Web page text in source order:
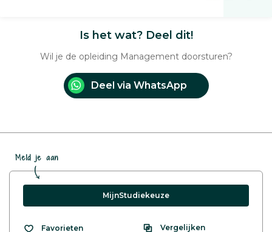
Is het wat? Deel dit!
Wil je de opleiding Management doorsturen?
Deel via WhatsApp
Meld je aan
MijnStudiekeuze
Favorieten Vergelijken